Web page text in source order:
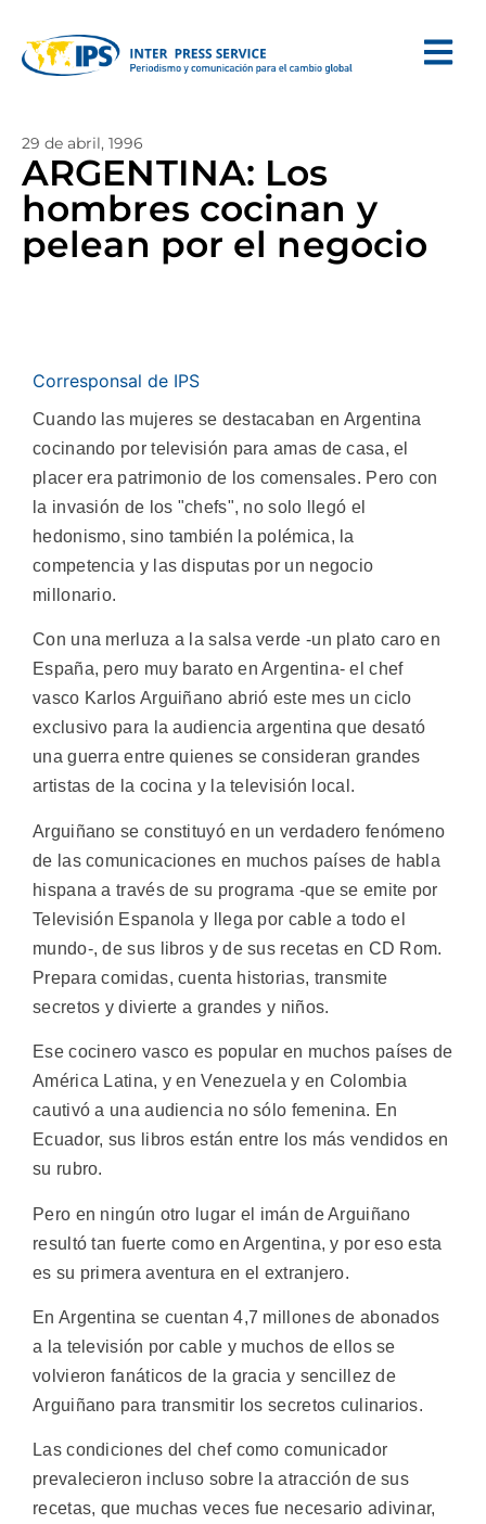
29 de abril, 1996
ARGENTINA: Los
hombres cocinan y
pelean por el negocio
Corresponsal de IPS
Cuando las mujeres se destacaban en Argentina
cocinando por televisión para amas de casa, el
placer era patrimonio de los comensales. Pero con
la invasión de los "chefs", no solo llegó el
hedonismo, sino también la polémica, la
competencia y las disputas por un negocio
millonario.
Con una merluza a la salsa verde -un plato caro en
España, pero muy barato en Argentina- el chef
vasco Karlos Arguiñano abrió este mes un ciclo
exclusivo para la audiencia argentina que desató
una guerra entre quienes se consideran grandes
artistas de la cocina y la televisión local.
Arguiñano se constituyó en un verdadero fenómeno
de las comunicaciones en muchos países de habla
hispana a través de su programa -que se emite por
Televisión Espanola y llega por cable a todo el
mundo-, de sus libros y de sus recetas en CD Rom.
Prepara comidas, cuenta historias, transmite
secretos y divierte a grandes y niños.
Ese cocinero vasco es popular en muchos países de
América Latina, y en Venezuela y en Colombia
cautivó a una audiencia no sólo femenina. En
Ecuador, sus libros están entre los más vendidos en
su rubro.
Pero en ningún otro lugar el imán de Arguiñano
resultó tan fuerte como en Argentina, y por eso esta
es su primera aventura en el extranjero.
En Argentina se cuentan 4,7 millones de abonados
a la televisión por cable y muchos de ellos se
volvieron fanáticos de la gracia y sencillez de
Arguiñano para transmitir los secretos culinarios.
Las condiciones del chef como comunicador
prevalecieron incluso sobre la atracción de sus
recetas, que muchas veces fue necesario adivinar,